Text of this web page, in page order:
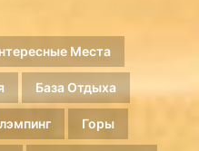
Места
База Отдыха
Горы